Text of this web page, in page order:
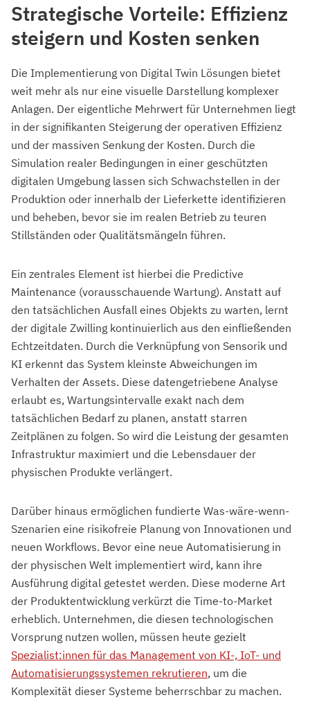
Strategische Vorteile: Effizienz
steigern und Kosten senken
Die Implementierung von Digital Twin Lösungen bietet
weit mehr als nur eine visuelle Darstellung komplexer
Anlagen. Der eigentliche Mehrwert für Unternehmen liegt
in der signifikanten Steigerung der operativen Effizienz
und der massiven Senkung der Kosten. Durch die
Simulation realer Bedingungen in einer geschützten
digitalen Umgebung lassen sich Schwachstellen in der
Produktion oder innerhalb der Lieferkette identifizieren
und beheben, bevor sie im realen Betrieb zu teuren
Stillständen oder Qualitätsmängeln führen.
Ein zentrales Element ist hierbei die Predictive
Maintenance (vorausschauende Wartung). Anstatt auf
den tatsächlichen Ausfall eines Objekts zu warten, lernt
der digitale Zwilling kontinuierlich aus den einfließenden
Echtzeitdaten. Durch die Verknüpfung von Sensorik und
KI erkennt das System kleinste Abweichungen im
Verhalten der Assets. Diese datengetriebene Analyse
erlaubt es, Wartungsintervalle exakt nach dem
tatsächlichen Bedarf zu planen, anstatt starren
Zeitplänen zu folgen. So wird die Leistung der gesamten
Infrastruktur maximiert und die Lebensdauer der
physischen Produkte verlängert.
Darüber hinaus ermöglichen fundierte Was-wäre-wenn-
Szenarien eine risikofreie Planung von Innovationen und
neuen Workflows. Bevor eine neue Automatisierung in
der physischen Welt implementiert wird, kann ihre
Ausführung digital getestet werden. Diese moderne Art
der Produktentwicklung verkürzt die Time-to-Market
erheblich. Unternehmen, die diesen technologischen
Vorsprung nutzen wollen, müssen heute gezielt
Spezialist:innen für das Management von KI-, IoT- und
Automatisierungssystemen rekrutieren, um die
Komplexität dieser Systeme beherrschbar zu machen.